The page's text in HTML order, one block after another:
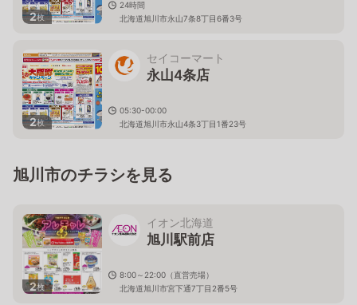
2枚
24時間
北海道旭川市永山7条8丁目6番3号
2枚
セイコーマート
永山4条店
05:30-00:00
北海道旭川市永山4条3丁目1番23号
旭川市のチラシを見る
2枚
イオン北海道
旭川駅前店
8:00～22:00（直営売場）
北海道旭川市宮下通7丁目2番5号